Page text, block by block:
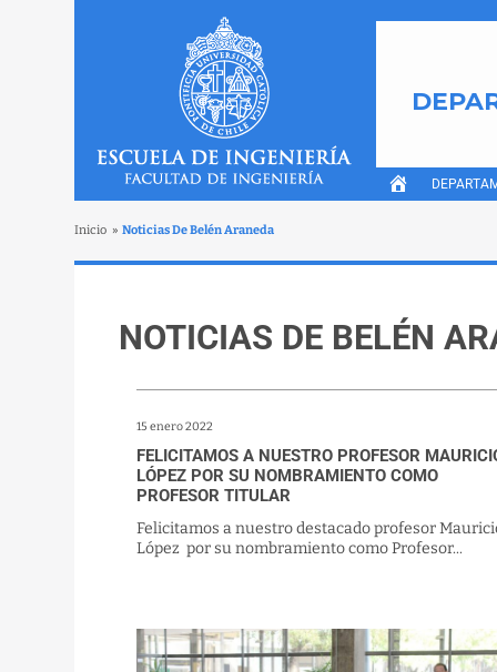
Inicio » Noticias De Belén Araneda
NOTICIAS DE BELÉN
15 enero 2022
FELICITAMOS A NUESTRO PROFESOR
LÓPEZ POR SU NOMBRAMIENTO COMO
PROFESOR TITULAR
Felicitamos a nuestro destacado profesor
López por su nombramiento como Profesor...